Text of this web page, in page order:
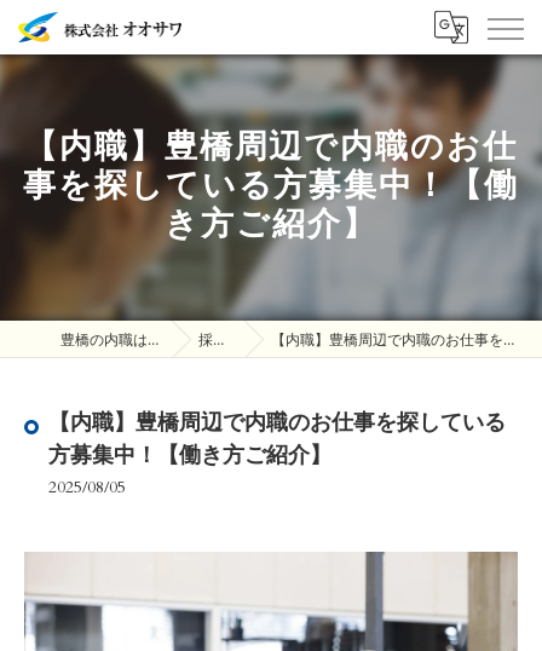
【内職】豊橋周辺で内職のお仕
事を探している方募集中！【働
き方ご紹介】
豊橋の内職は株式会社オオサワ 採用ブログ 【内職】豊橋周辺で内職のお仕事を探している方募集中！【働き方ご紹介】
【内職】豊橋周辺で内職のお仕事を探している
方募集中！【働き方ご紹介】
2025/08/05